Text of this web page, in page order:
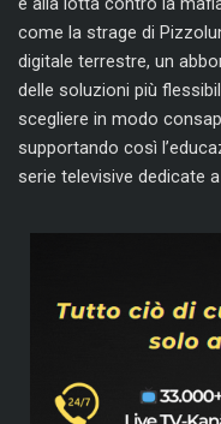
come la strage di
digitale terrestre, un
delle soluzioni più
scegliere in modo
supportando così
serie televisive dedicate